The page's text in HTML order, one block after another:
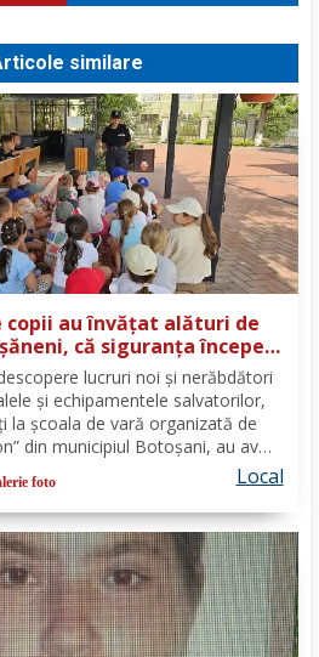
similare
copii au învățat alături de
că siguranța începe
lucruri noi și nerăbdători
și echipamentele salvatorilor,
la școala de vară organizată de
din municipiul Botoșani, au avut
despre prevenirea
și...foto Local